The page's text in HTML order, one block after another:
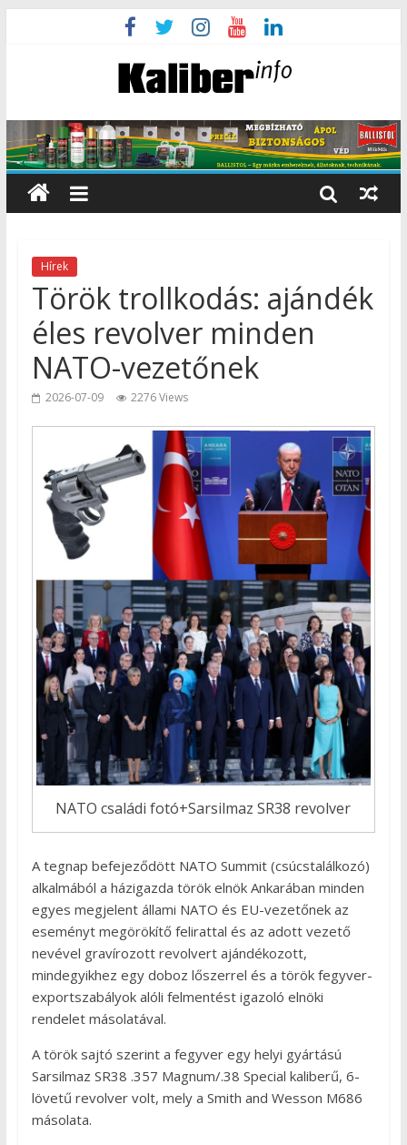
Hírek
Török trollkodás: ajándék
éles revolver minden
NATO-vezetőnek
2026-07-09 2276 Views
NATO családi fotó+Sarsilmaz SR38 revolver
A tegnap befejeződött NATO Summit (csúcstalálkozó)
alkalmából a házigazda török elnök Ankarában minden
egyes megjelent állami NATO és EU-vezetőnek az
eseményt megörökítő felirattal és az adott vezető
nevével gravírozott revolvert ajándékozott,
mindegyikhez egy doboz lőszerrel és a török fegyver-
exportszabályok alóli felmentést igazoló elnöki
rendelet másolatával.
A török sajtó szerint a fegyver egy helyi gyártású
Sarsilmaz SR38 .357 Magnum/.38 Special kaliberű, 6-
lövetű revolver volt, mely a Smith and Wesson M686
másolata.